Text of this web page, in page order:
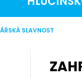
SLAVNOST